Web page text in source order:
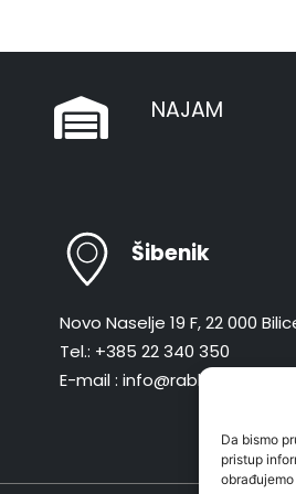
Da bismo
pristup
NAJAM
Šibenik
Novo Naselje 19 F, 22 000
Tel.: +385 22 340 350
E-mail : info@rabljeni-vilicari.hr